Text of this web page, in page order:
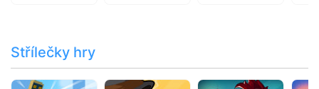
Střílečky hry